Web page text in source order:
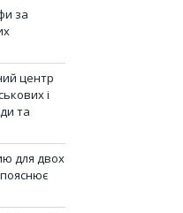
за
центр
і
та
для двох